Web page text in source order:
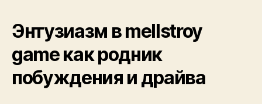
Энтузиазм в mellstroy
game как родник
побуждения и драйва